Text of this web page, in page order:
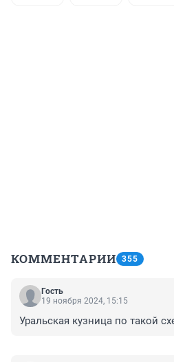
КОММЕНТАРИИ 355
Гость
19 ноября 2024, 15:15
Уральская кузница по такой